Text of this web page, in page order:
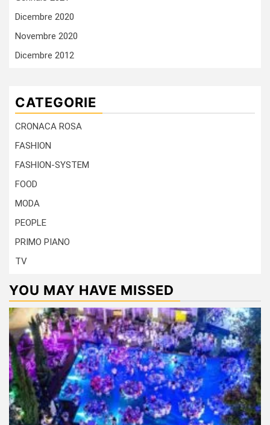
Dicembre 2020
Novembre 2020
Dicembre 2012
CATEGORIE
CRONACA ROSA
FASHION
FASHION-SYSTEM
FOOD
MODA
PEOPLE
PRIMO PIANO
TV
YOU MAY HAVE MISSED